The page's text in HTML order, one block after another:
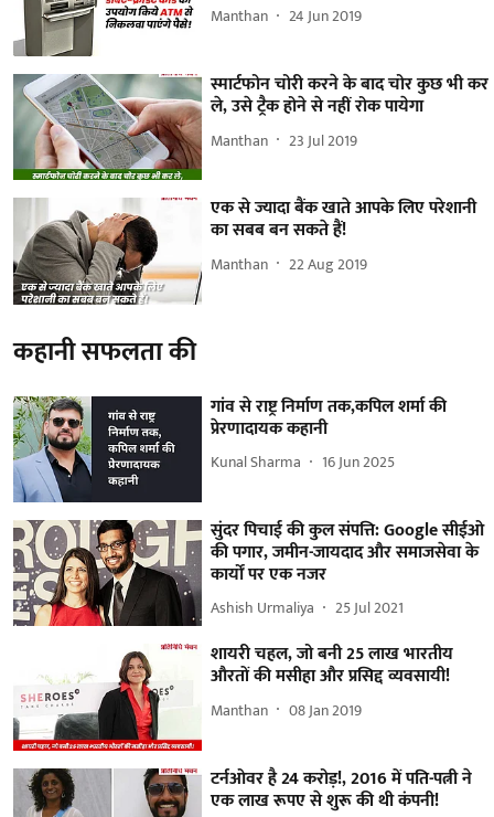
Manthan 24 Jun 2019
स्मार्टफोन चोरी करने के बाद चोर कुछ भी कर
ले, उसे ट्रैक होने से नहीं रोक पायेगा
Manthan 23 Jul 2019
एक से ज्यादा बैंक खाते आपके लिए परेशानी
का सबब बन सकते हैं!
Manthan 22 Aug 2019
कहानी सफलता की
गांव से राष्ट्र निर्माण तक,कपिल शर्मा की
प्रेरणादायक कहानी
Kunal Sharma 16 Jun 2025
सुंदर पिचाई की कुल संपत्ति: Google सीईओ
की पगार, जमीन-जायदाद और समाजसेवा के
कार्यों पर एक नजर
Ashish Urmaliya 25 Jul 2021
शायरी चहल, जो बनी 25 लाख भारतीय
औरतों की मसीहा और प्रसिद्द व्यवसायी!
Manthan 08 Jan 2019
टर्नओवर है 24 करोड़!, 2016 में पति-पत्नी ने
एक लाख रूपए से शुरू की थी कंपनी!